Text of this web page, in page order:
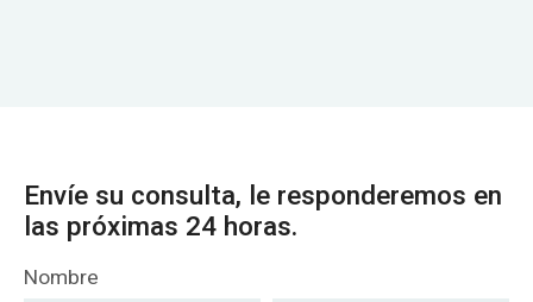
Envíe su consulta, le responderemos en
las próximas 24 horas.
Nombre